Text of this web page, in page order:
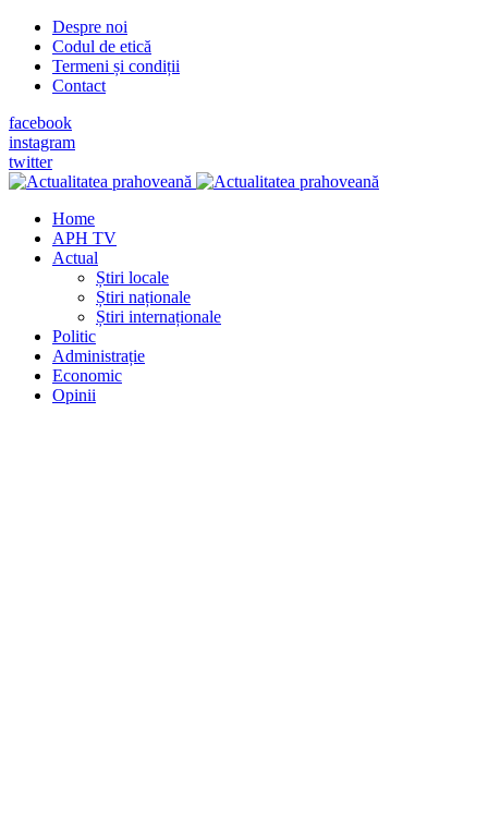
Despre noi
Codul de etică
Termeni și condiții
Contact
facebook
instagram
twitter
Home
APH TV
Actual
Știri locale
Știri naționale
Știri internaționale
Politic
Administrație
Economic
Opinii